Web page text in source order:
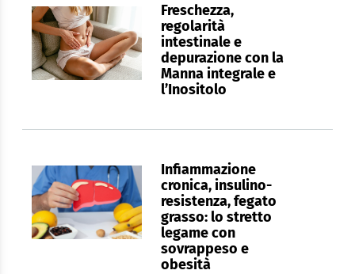
Freschezza,
regolarità
intestinale e
depurazione con la
Manna integrale e
l’Inositolo
Infiammazione
cronica, insulino-
resistenza, fegato
grasso: lo stretto
legame con
sovrappeso e
obesità